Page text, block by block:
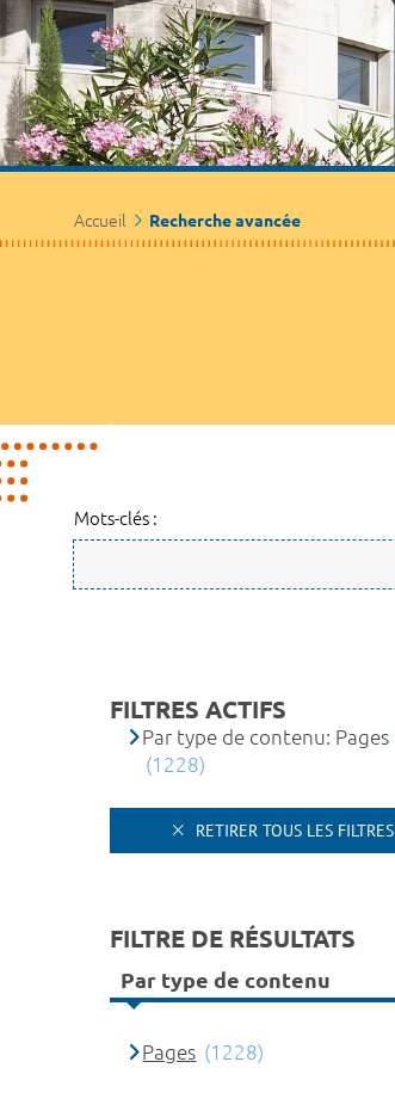
Accueil Recherche avancée
Mots-clés :
FILTRES ACTIFS
Par type de contenu: Pages
(1228)
RETIRER TOUS LES FILTRES
FILTRE DE RÉSULTATS
Par type de contenu
Pages (1228)